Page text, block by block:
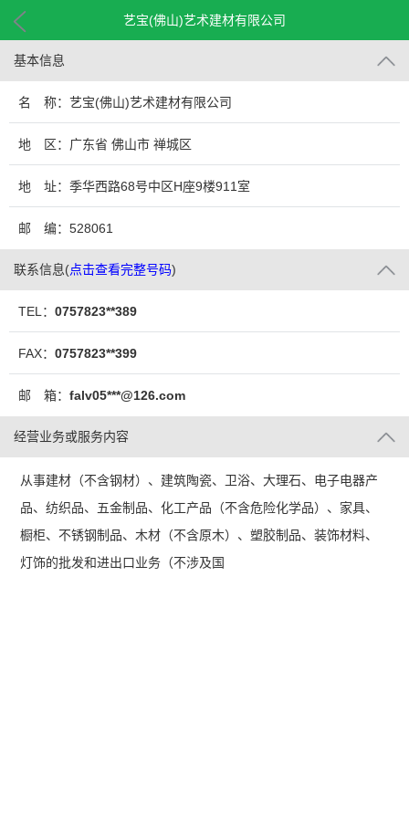
艺宝(佛山)艺术建材有限公司
基本信息
名 称：艺宝(佛山)艺术建材有限公司
地 区：广东省 佛山市 禅城区
地 址：季华西路68号中区H座9楼911室
邮 编：528061
联系信息(点击查看完整号码)
TEL： 0757823**389
FAX： 0757823**399
邮 箱： falv05***@126.com
经营业务或服务内容
从事建材（不含钢材）、建筑陶瓷、卫浴、大理石、电子电器产
品、纺织品、五金制品、化工产品（不含危险化学品）、家具、
橱柜、不锈钢制品、木材（不含原木）、塑胶制品、装饰材料、
灯饰的批发和进出口业务（不涉及国